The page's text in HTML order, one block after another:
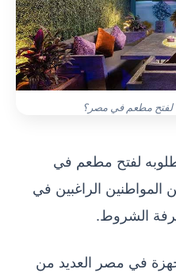
لفتح مطعم في مصر؟
لفتح مطعم في
الراغبين في
الشروط.
في مصر العديد من